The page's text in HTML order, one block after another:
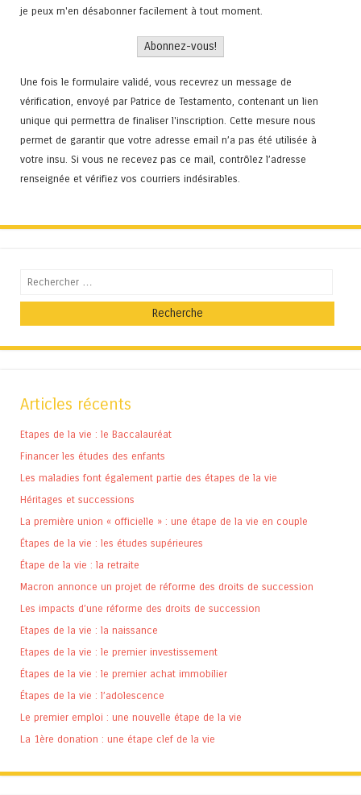
je peux m'en désabonner facilement à tout moment.
Une fois le formulaire validé, vous recevrez un message de
vérification, envoyé par Patrice de Testamento, contenant un lien
unique qui permettra de finaliser l'inscription. Cette mesure nous
permet de garantir que votre adresse email n’a pas été utilisée à
votre insu. Si vous ne recevez pas ce mail, contrôlez l’adresse
renseignée et vérifiez vos courriers indésirables.
Recherche
Articles récents
Etapes de la vie : le Baccalauréat
Financer les études des enfants
Les maladies font également partie des étapes de la vie
Héritages et successions
La première union « officielle » : une étape de la vie en couple
Étapes de la vie : les études supérieures
Étape de la vie : la retraite
Macron annonce un projet de réforme des droits de succession
Les impacts d’une réforme des droits de succession
Etapes de la vie : la naissance
Etapes de la vie : le premier investissement
Étapes de la vie : le premier achat immobilier
Étapes de la vie : l’adolescence
Le premier emploi : une nouvelle étape de la vie
La 1ère donation : une étape clef de la vie